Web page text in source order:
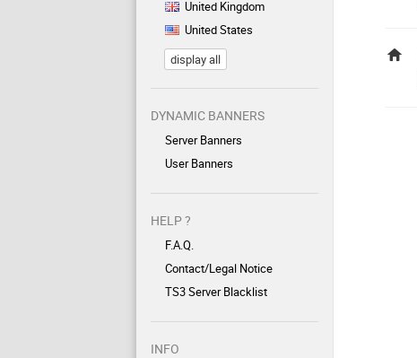
United Kingdom
United States
display all
DYNAMIC BANNERS
Server Banners
User Banners
HELP ?
F.A.Q.
Contact/Legal Notice
TS3 Server Blacklist
INFO